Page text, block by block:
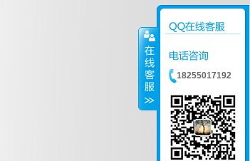
18255017192